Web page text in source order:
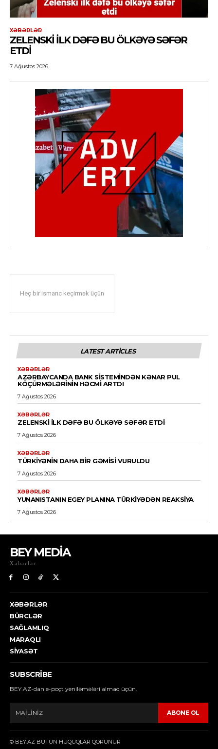
XƏBƏRLƏR
ZELENSKI ILK DƏFƏ BU ÖLKƏYƏ SƏFƏR
ETDI
7 Ağustos 2026
Heç bir ismarıc keçirmək üçün
LATEST ARTICLES
XƏBƏRLƏR
AZƏRBAYCANDA BANK SISTEMINDƏN KƏNAR PUL
KÖÇÜRMƏLƏRININ HƏCMI ARTDI
7 Ağustos 2026
XƏBƏRLƏR
ZELENSKI ILK DƏFƏ BU ÖLKƏYƏ SƏFƏR ETDI
7 Ağustos 2026
XƏBƏRLƏR
TÜRKIYƏNIN DAHA BIR GƏMISI VURULDU
7 Ağustos 2026
XƏBƏRLƏR
YUNANISTANIN EGEY PLANINA TÜRKIYƏDƏN REAKSIYA
7 Ağustos 2026
BEY MEDİA
Xəbərlər
XƏBƏRLƏR
BÜRCLƏR
SAĞLAMLIQ
MARAQLI
SIYASƏT
SUBSCRIBE
BEY.AZ-dan e-poçt yeniləmələri almaq üçün.
ABONE OL
© BEY.AZ BÜTÜN HÜQUQLAR QORUNUR